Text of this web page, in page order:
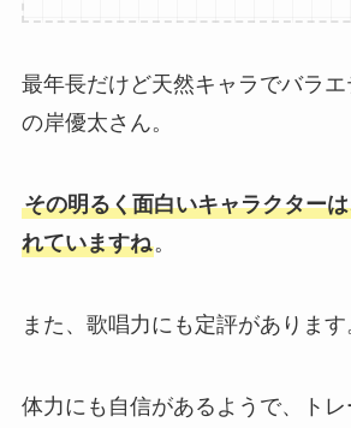
最年長だけど天然キャラでバラ
の岸優太さん。
その明るく面白いキャラクター
れていますね。
また、歌唱力にも定評があります
体力にも自信があるようで、ト